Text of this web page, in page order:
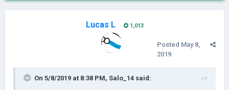
Lucas L 1,013
Posted May 8,
2019
On 5/8/2019 at 8:38 PM, Salo_14 said: